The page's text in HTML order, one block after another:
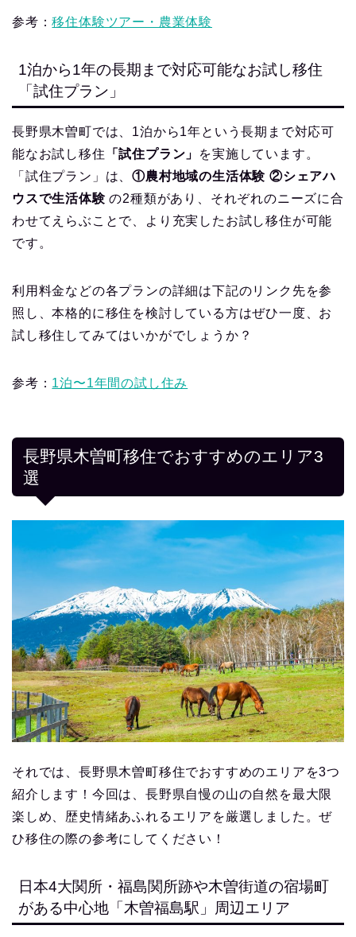
参考：移住体験ツアー・農業体験
1泊から1年の長期まで対応可能なお試し移住
「試住プラン」
長野県木曽町では、1泊から1年という長期まで対応可
能なお試し移住 「試住プラン」
を実施しています。
「試住プラン」は、①農村地域の生活体験 ②シェアハ
ウスで生活体験の2種類があり、それぞれのニーズに合
わせてえらぶことで、より充実したお試し移住が可能
です。
利用料金などの各プランの詳細は下記のリンク先を参
照し、本格的に移住を検討している方はぜひ一度、お
試し移住してみてはいかがでしょうか？
参考： 1泊〜1年間の試し住み
長野県木曽町移住でおすすめのエリア3
選
それでは、長野県木曽町移住でおすすめのエリアを3つ
紹介します！今回は、長野県自慢の山の自然を最大限
楽しめ、歴史情緒あふれるエリアを厳選しました。ぜ
ひ移住の際の参考にしてください！
日本4大関所・福島関所跡や木曽街道の宿場町
がある中心地「木曽福島駅」周辺エリア